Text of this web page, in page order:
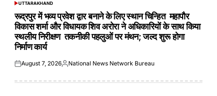
POSTED
UTTARAKHAND
रूद्रपुर में भव्य प्रवेश द्वार बनाने के लिए स्थान चिन्हित महापौर
विकास शर्मा और विधायक शिव अरोरा ने अधिकारियों के साथ किया
स्थलीय निरीक्षण तकनीकी पहलुओं पर मंथन; जल्द शुरू होगा
निर्माण कार्य
Posted
August 7, 2026Posted
National News Network Bureau